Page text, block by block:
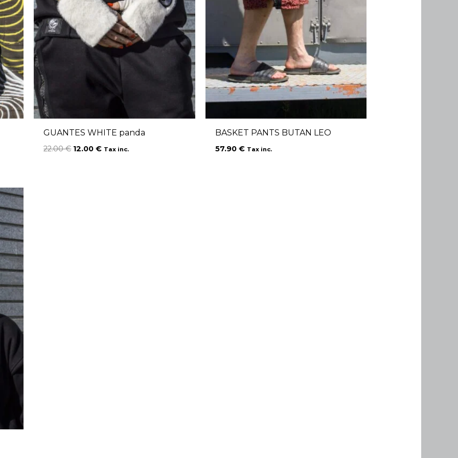
GUANTES WHITE panda
22.00€ 12.00€ Tax inc.
BASKET PANTS BUTAN LEO
57.90 € Tax inc.